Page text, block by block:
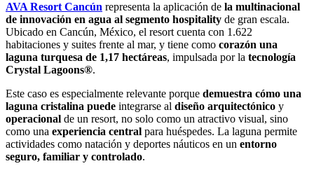
AVA Resort Cancún representa la aplicación de la multinacional
de innovación en agua al segmento hospitality de gran escala.
Ubicado en Cancún, México, el resort cuenta con 1.622
habitaciones y suites frente al mar, y tiene como corazón una
laguna turquesa de 1,17 hectáreas, impulsada por la tecnología
Crystal Lagoons®.
Este caso es especialmente relevante porque demuestra cómo una
laguna cristalina puede integrarse al diseño arquitectónico y
operacional de un resort, no solo como un atractivo visual, sino
como una experiencia central para huéspedes. La laguna permite
actividades como natación y deportes náuticos en un entorno
seguro, familiar y controlado.